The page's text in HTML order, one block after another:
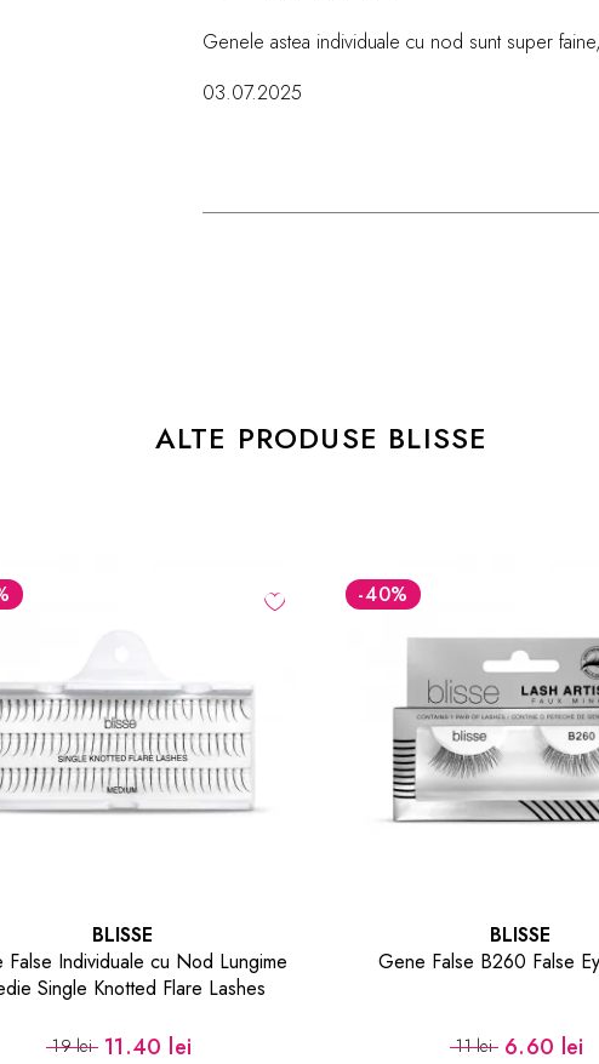
Genele astea individuale cu nod sunt super
03.07.2025
ALTE PRODUSE BLISSE
BLISSE
False B260 False Eyelashes
11 lei 6.60 lei
-40%
BLISSE
Gene False Individuale
27 lei 16.20 lei